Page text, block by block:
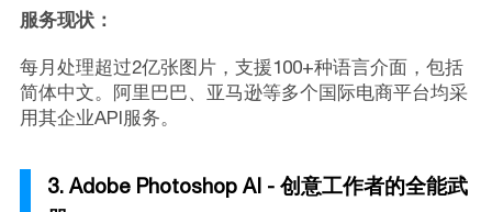
服务现状：
每月处理超过2亿张图片，支援100+种语言介面，包括
简体中文。阿里巴巴、亚马逊等多个国际电商平台均采
用其企业API服务。
3. Adobe Photoshop AI - 创意工作者的全能武